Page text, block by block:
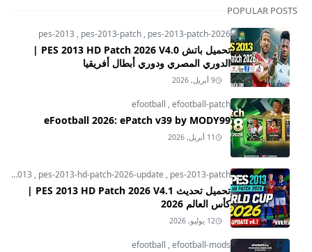
POPULAR POSTS
pes-2013 , pes-2013-patch, pes-2013-patch-2026
تحميل باتش PES 2013 HD Patch 2026 V4.0 |
الدوري المصري ودوري أبطال أفريقيا
9 أبريل, 2026
efootball ,efootball-patch
eFootball 2026: ePatch v39 by MODY99
11 أبريل, 2026
pes-2013 , pes-2013-hd-patch-2026-update , pes-2013-patch
تحميل تحديث PES 2013 HD Patch 2026 V4.1 |
كأس العالم 2026
12 يوليو, 2026
efootball ,efootball-mods